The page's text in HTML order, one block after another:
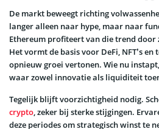
De markt beweegt richting
langer alleen naar hype, maar naar
Ethereum profiteert van die trend door
Het vormt de basis voor DeFi, NFT’s
opnieuw groei vertonen. Wie nu
waar zowel innovatie als liquiditeit
Tegelijk blijft voorzichtigheid nodig.
crypto, zeker bij sterke stijgingen.
deze periodes om strategisch winst te